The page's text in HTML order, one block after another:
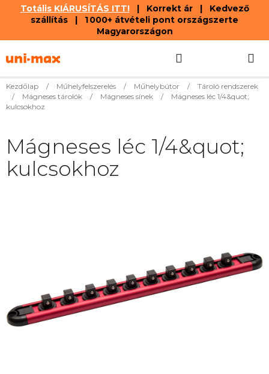
Totális KIÁRUSÍTÁS ITT!| Korrekt ár | Kedvező
szállítás | 1 000+ átvételi pont országszerte
Magyarországon
tartalomhoz
KOSÁR
Kezdőlap / Műhelyfelszerelés / Műhelybútor /
Tároló rendszerek
/
Mágneses tárolók / Mágneses sínek /
Mágneses léc 1/4&quot;
kulcsokhoz
Mágneses léc 1/4&quot;
kulcsokhoz